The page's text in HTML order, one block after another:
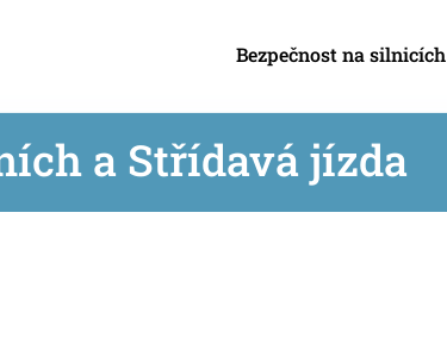
Bezpečnost na silnicích
a Střídavá jízda